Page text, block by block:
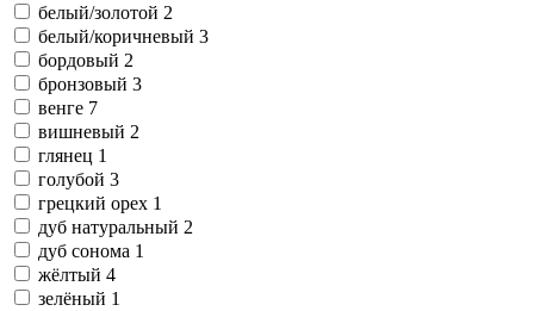
белый/золотой 2
белый/коричневый 3
бордовый 2
бронзовый 3
венге 7
вишневый 2
глянец 1
голубой 3
грецкий орех 1
дуб натуральный 2
дуб сонома 1
жёлтый 4
зелёный 1